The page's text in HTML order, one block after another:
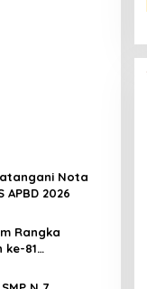
Nota
APBD 2026
Rangka
ke-81